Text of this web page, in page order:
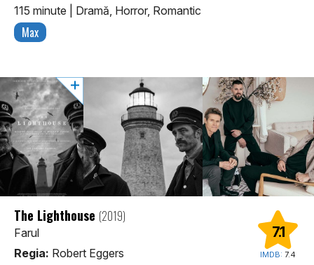
115 minute
Dramă, Horror, Romantic
Max
7.1
IMDB: 7.4
The Lighthouse (2019)
Farul
Regia: Robert Eggers